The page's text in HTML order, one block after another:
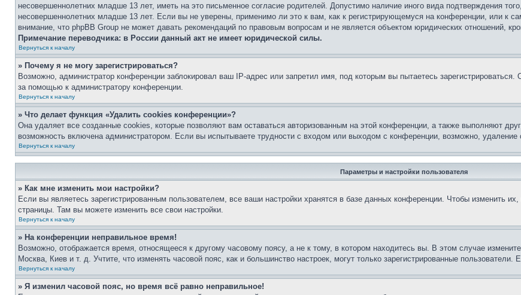
несовершеннолетних младше 13 лет, иметь на это письменное согласие родителей. Допустимо наличие иного вида подтверждения
несовершеннолетних младше 13 лет. Если вы не уверены, применимо ли это к вам, как к регистрирующемуся на конференции, или к
внимание, что phpBB Group не может давать рекомендаций по правовым вопросам и не является объектом юридических отношений,
Примечание переводчика: в России данный акт не имеет юридической силы.
Вернуться к началу
» Почему я не могу зарегистрироваться?
Возможно, администратор конференции заблокировал ваш IP-адрес или запретил имя, под которым вы пытаетесь
за помощью к администратору конференции.
Вернуться к началу
» Что делает функция «Удалить cookies конференции»?
Она удаляет все созданные cookies, которые позволяют вам оставаться авторизованным на этой конференции, а также выполняют
возможность включена администратором. Если вы испытываете трудности с входом или выходом с конференции, возможно, удаление
Вернуться к началу
Параметры и настройки пользователя
» Как мне изменить мои настройки?
Если вы являетесь зарегистрированным пользователем, все ваши настройки хранятся в базе данных конференции. Чтобы изменить
страницы. Там вы можете изменить все свои настройки.
Вернуться к началу
» На конференции неправильное время!
Возможно, отображается время, относящееся к другому часовому поясу, а не к тому, в котором находитесь вы. В этом случае
Москва, Киев и т. д. Учтите, что изменять часовой пояс, как и большинство настроек, могут только зарегистрированные
Вернуться к началу
» Я изменил часовой пояс, но время всё равно неправильное!